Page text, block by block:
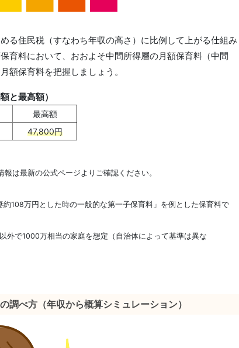
る住民税（すなわち年収の高さ）に比例して上がる仕組み
育料において、おおよそ中間所得層の月額保育料（中間
額保育料を把握しましょう。
と最高額）
最高額
47,800円
報は最新の公式ページよりご確認ください。
約108万円とした時の一般的な第一子保育料」を例とした保育料で
外で1000万相当の家庭を想定（自治体によって基準は異な
調べ方（年収から概算シミュレーション）